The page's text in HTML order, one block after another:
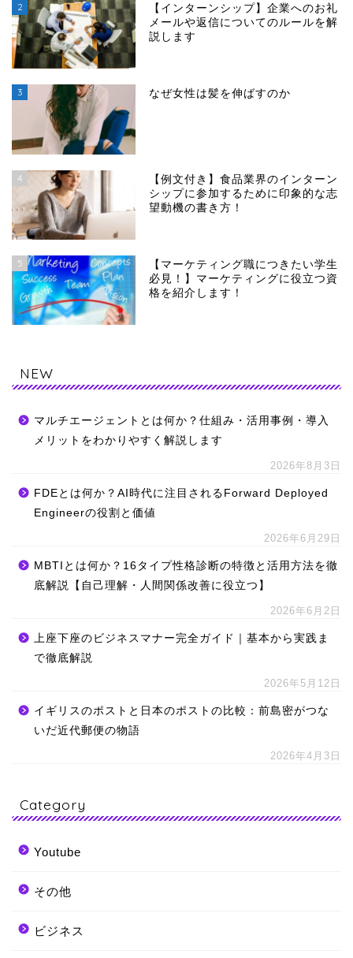
2
【インターンシップ】企業へのお礼
メールや返信についてのルールを解
説します
3 なぜ女性は髪を伸ばすのか
4
【例文付き】食品業界のインターン
シップに参加するために印象的な志
望動機の書き方！
5
【マーケティング職につきたい学生
必見！】マーケティングに役立つ資
格を紹介します！
NEW
マルチエージェントとは何か？仕組み・活用事例・導入
メリットをわかりやすく解説します
2026年8月3日
FDEとは何か？AI時代に注目されるForward Deployed
Engineerの役割と価値
2026年6月29日
MBTIとは何か？16タイプ性格診断の特徴と活用方法を徹
底解説【自己理解・人間関係改善に役立つ】
2026年6月2日
上座下座のビジネスマナー完全ガイド｜基本から実践ま
で徹底解説
2026年5月12日
イギリスのポストと日本のポストの比較：前島密がつな
いだ近代郵便の物語
2026年4月3日
Category
Youtube
その他
ビジネス